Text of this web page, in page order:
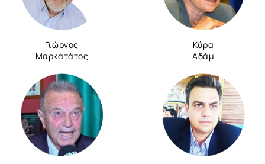
Γιώργος
Μαρκατάτος
Κύρα
Αδάμ